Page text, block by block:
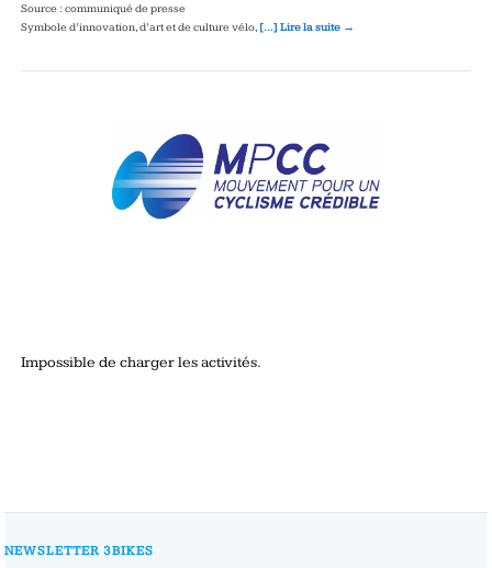
Source : communiqué de presse
Symbole d’innovation, d’art et de culture vélo, […] Lire la suite →
Impossible de charger les activités.
NEWSLETTER 3BIKES